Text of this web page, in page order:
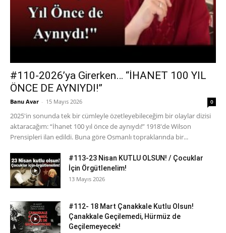
#110-2026’ya Girerken… “İHANET 100 YIL
ÖNCE DE AYNIYDI!”
Banu Avar - 15 Mayıs 2026 0
2025'in sonunda tek bir cümleyle özetleyebileceğim bir olaylar dizisi
aktaracağım: “İhanet 100 yıl önce de aynıydı!” 1918'de Wilson
Prensipleri ilan edildi. Buna göre Osmanlı topraklarında bir...
#113-23 Nisan KUTLU OLSUN! / Çocuklar
İçin Örgütlenelim!
13 Mayıs 2026
#112- 18 Mart Çanakkale Kutlu Olsun!
Çanakkale Geçilemedi, Hürmüz de
Geçilemeyecek!